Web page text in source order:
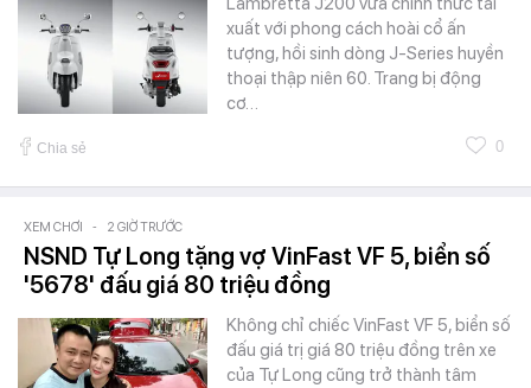
xuất với phong cách hoài cổ ấn
tượng, hồi sinh dòng J-Series huyền
thoại thập niên 60. Trang bị động
cơ…
Chia sẻ 0
XEM CHƠI - 2 GIỜ TRƯỚC
NSND Tự Long tặng vợ VinFast VF 5, biển số
'5678' đấu giá 80 triệu đồng
Không chỉ chiếc VinFast VF 5, biển số
đấu giá trị giá 80 triệu đồng trên xe
của Tự Long cũng trở thành tâm